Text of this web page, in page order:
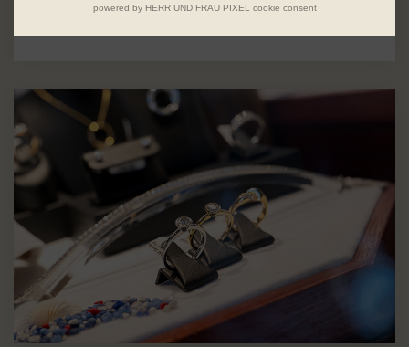
Gutschein
powered by HERR UND FRAU PIXEL cookie consent